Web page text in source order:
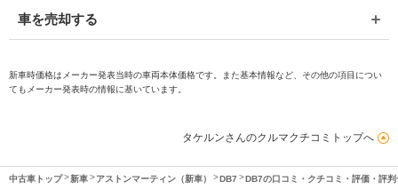
車を売却する
新車時価格はメーカー発表当時の車両本体価格です。また基本情報など、その他の項目につい
てもメーカー発表時の情報に基いています。
タケルンさんのクルマクチコミトップへ
中古車トップ 新車 アストンマーティン（新車） DB7 DB7の口コミ・クチコミ・評価・評判